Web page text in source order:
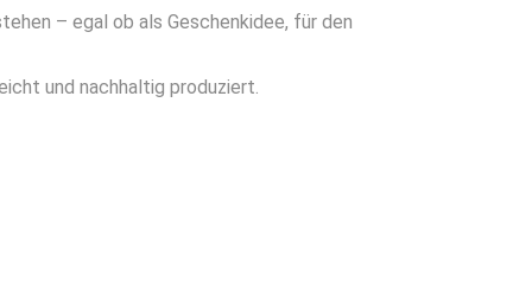
– egal ob als Geschenkidee, für den
und nachhaltig produziert.